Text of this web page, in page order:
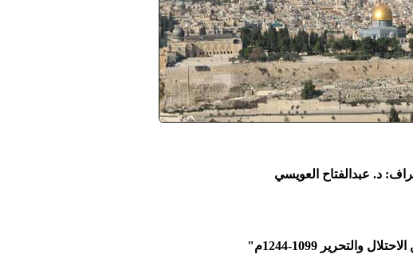
د. عبدالفتاح العويسي
1099-1244م"